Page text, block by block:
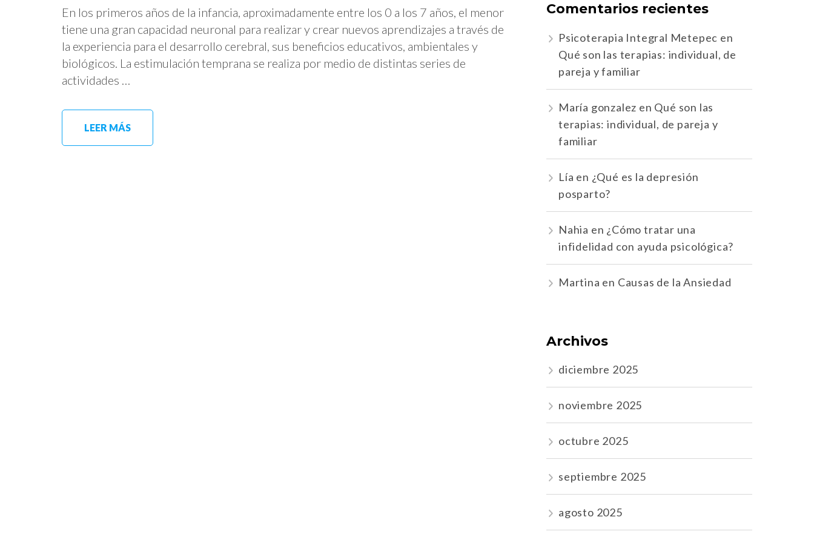
En los primeros años de la infancia, aproximadamente entre los 0 a los 7 años, el menor
tiene una gran capacidad neuronal para realizar y crear nuevos aprendizajes a través de
la experiencia para el desarrollo cerebral, sus beneficios educativos, ambientales y
biológicos. La estimulación temprana se realiza por medio de distintas series de
actividades …
LEER MÁS
Comentarios recientes
Psicoterapia Integral Metepec en
Qué son las terapias: individual, de
pareja y familiar
María gonzalez en Qué son las
terapias: individual, de pareja y
familiar
Lía en ¿Qué es la depresión
posparto?
Nahia en ¿Cómo tratar una
infidelidad con ayuda psicológica?
Martina en Causas de la Ansiedad
Archivos
diciembre 2025
noviembre 2025
octubre 2025
septiembre 2025
agosto 2025